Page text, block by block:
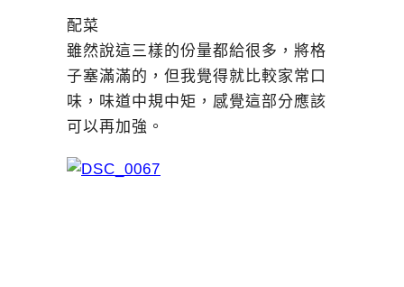
配菜
雖然說這三樣的份量都給很多，將格
子塞滿滿的，但我覺得就比較家常口
味，味道中規中矩，感覺這部分應該
可以再加強。